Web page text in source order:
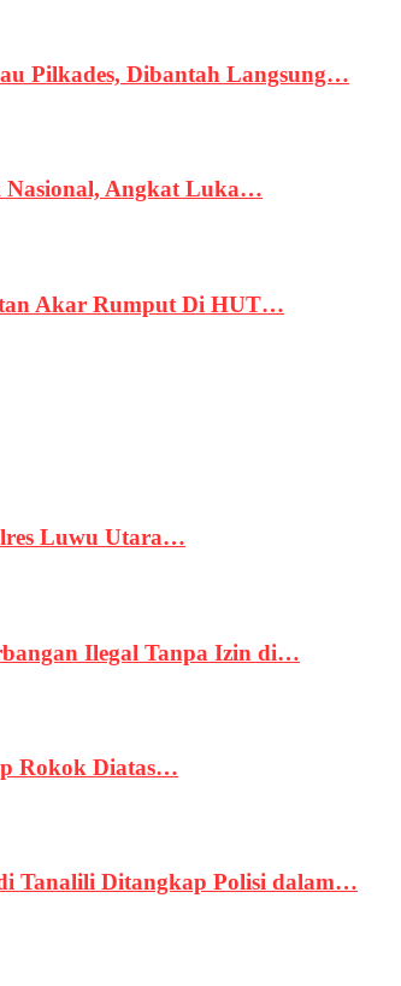
Pilkades, Dibantah Langsung…
Nasional, Angkat Luka…
Akar Rumput Di HUT…
Luwu Utara…
Ilegal Tanpa Izin di…
Rokok Diatas…
Tanalili Ditangkap Polisi dalam…